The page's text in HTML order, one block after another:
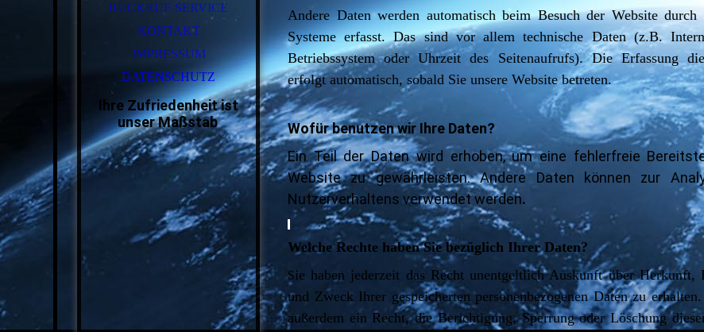
RÜCKRUF-SERVICE
KONTAKT
IMPRESSUM
DATENSCHUTZ
Ihre Zufriedenheit ist
unser Maßstab
Andere Daten werden automatisch beim Besuch der Website durch
Systeme erfasst. Das sind vor allem technische Daten (z.B.
Betriebssystem oder Uhrzeit des Seitenaufrufs). Die Erfassung
erfolgt automatisch, sobald Sie unsere Website betreten.
Wofür benutzen wir Ihre Daten?
Ein Teil der Daten wird erhoben, um eine fehlerfreie
Website zu gewährleisten. Andere Daten können zur
Nutzerverhaltens verwendet werden.
Welche Rechte haben Sie bezüglich Ihrer Daten?
Sie haben jederzeit das Recht unentgeltlich Auskunft über Herkunft,
und Zweck Ihrer gespeicherten personenbezogenen Daten zu
außerdem ein Recht, die Berichtigung, Sperrung oder Löschung